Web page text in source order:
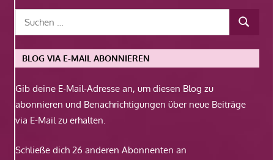
BLOG VIA E-MAIL ABONNIEREN
Gib deine E-Mail-Adresse an, um diesen Blog zu
abonnieren und Benachrichtigungen über neue Beiträge
via E-Mail zu erhalten.
Schließe dich 26 anderen Abonnenten an